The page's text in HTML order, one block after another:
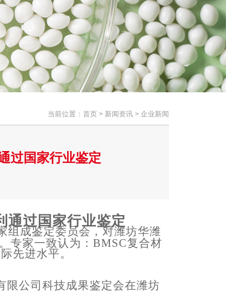
当前位置： 首页 > 新闻资讯 > 企业新闻
过国家行业鉴定
通过国家行业鉴定
组成鉴定委员会，对潍坊华潍
专家一致认为： BMSC复合材
先进水平。
限公司科技成果鉴定会在潍坊